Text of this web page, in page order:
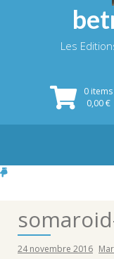
Les
0 items
0,00€
24 novembre 2016